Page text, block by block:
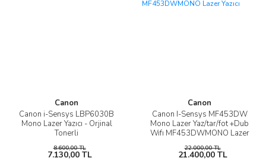
Canon
Canon i-Sensys LBP6030B
Mono Lazer Yazıcı - Orjinal
Tonerli
8.600,00 TL
7.130,00 TL
Canon
Canon I-Sensys MF453DW
Mono Lazer Yaz/tar/fot +Dub
Wıfı MF453DWMONO Lazer
22.000,00 TL
21.400,00 TL